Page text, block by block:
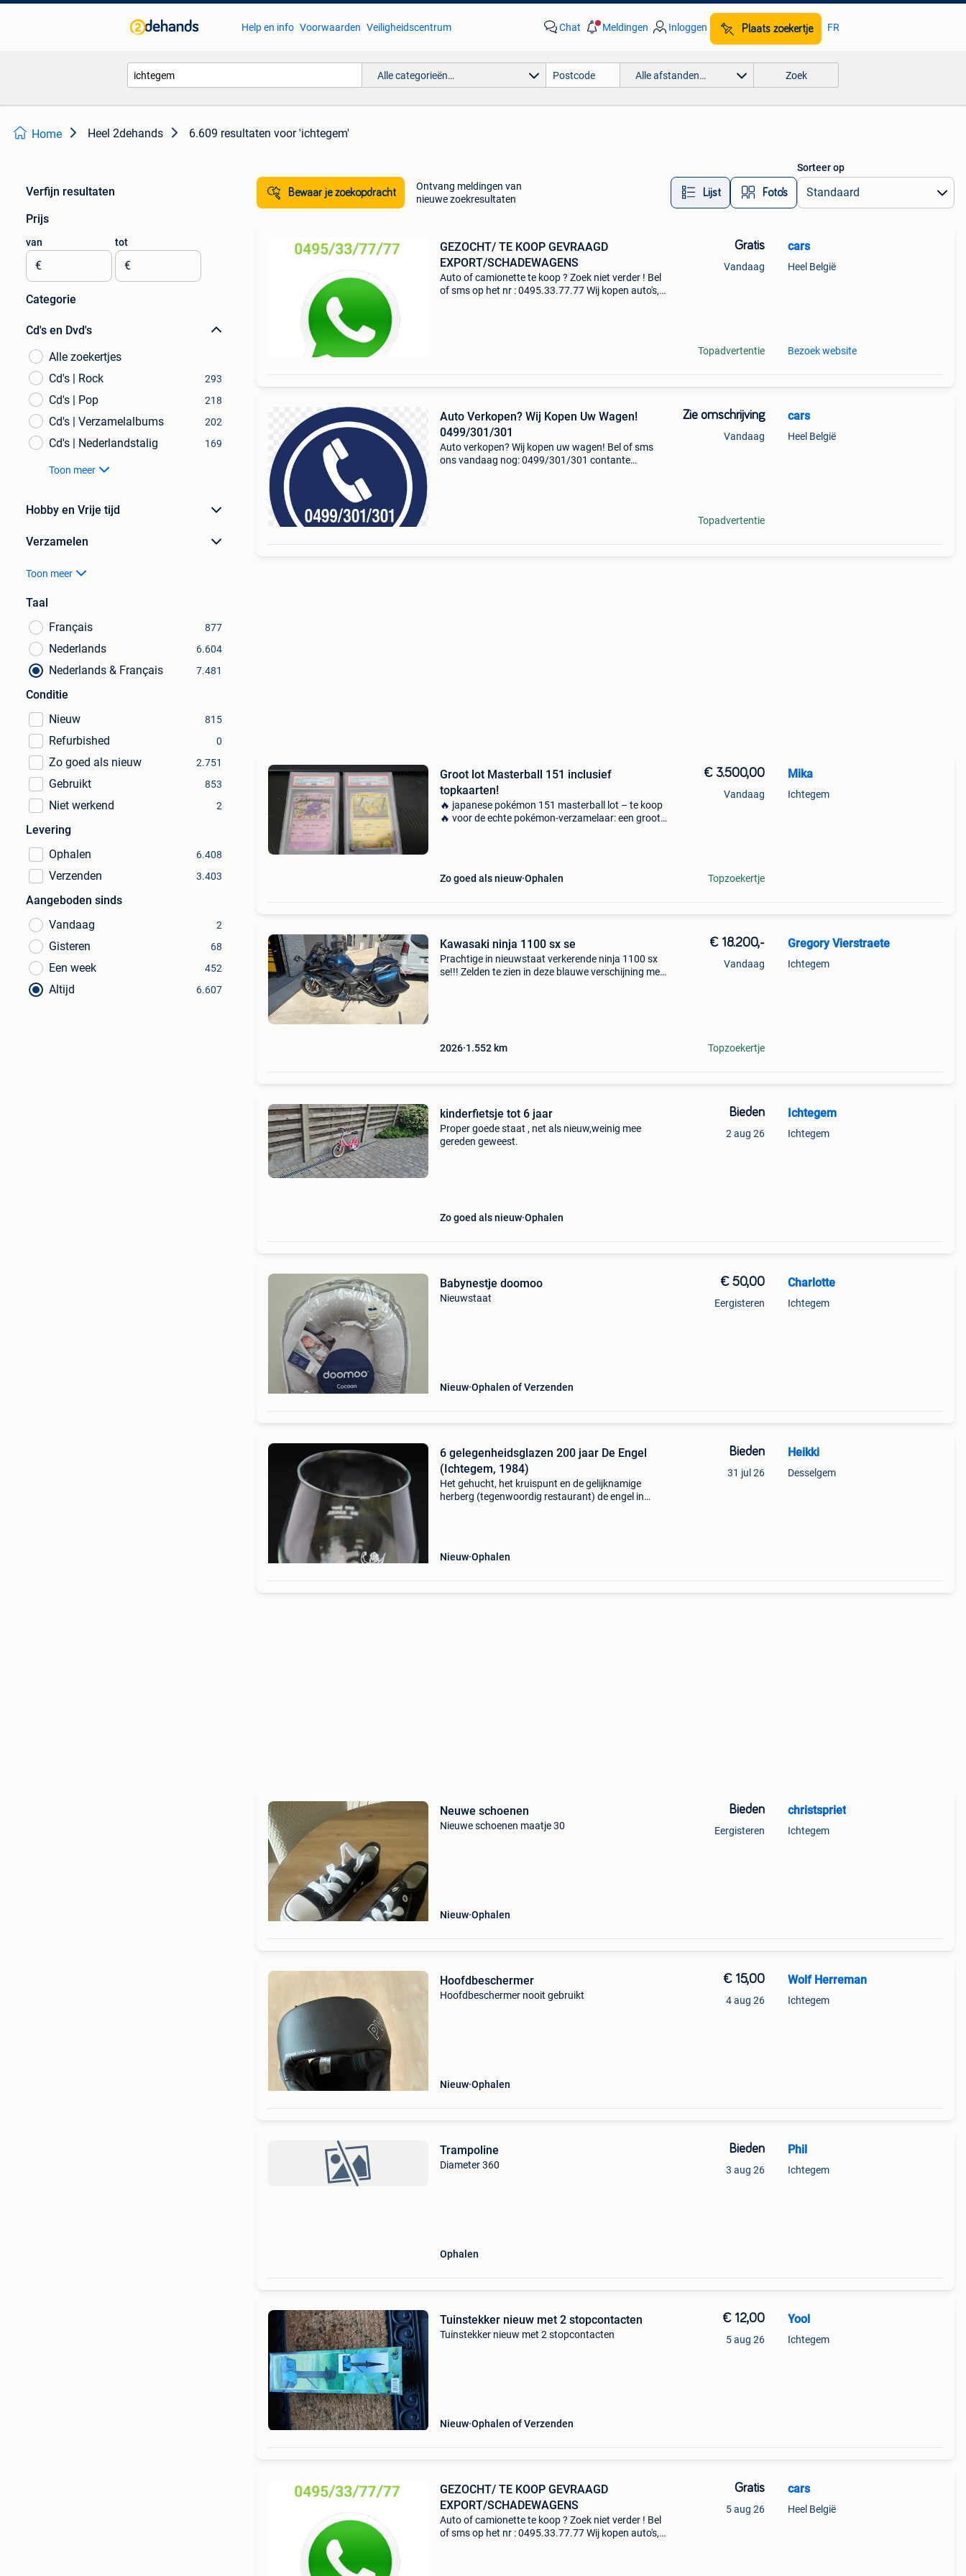
Help en info Voorwaarden Veiligheidscentrum Chat Meldingen Inloggen Plaats zoekertje FR
Alle categorieën… Alle afstanden… Zoek
Home Heel 2dehands 6.609 resultaten voor 'ichtegem'
Verfijn resultaten
Prijs
van
€
tot
€
Categorie
Cd's en Dvd's
Alle zoekertjes
Cd's | Rock
293
Cd's | Pop 218
Cd's | Verzamelalbums 202
Cd's | Nederlandstalig 169
Toon meer
Hobby en Vrije tijd
Verzamelen
Toon meer
Taal
Français
877
Nederlands 6.604
Nederlands & Français 7.481
Conditie
Nieuw
815
Refurbished 0
Zo goed als nieuw 2.751
Gebruikt 853
Niet werkend 2
Levering
Ophalen
6.408
Verzenden 3.403
Aangeboden sinds
Vandaag
2
Gisteren 68
Een week 452
Altijd 6.607
Bewaar je zoekopdracht
Ontvang meldingen van
nieuwe zoekresultaten
Lijst Foto’s
Sorteer op
GEZOCHT/ TE KOOP GEVRAAGD
EXPORT/SCHADEWAGENS
Auto of camionette te koop ? Zoek niet verder ! Bel
of sms op het nr : 0495.33.77.77 Wij kopen auto's,
Gratis
Vandaag
Topadvertentie
cars
Heel België
Bezoek website
Auto Verkopen? Wij Kopen Uw Wagen!
0499/301/301
Auto verkopen? Wij kopen uw wagen! Bel of sms
ons vandaag nog: 0499/301/301 contante
Zie omschrijving
Vandaag
Topadvertentie
cars
Heel België
Groot lot Masterball 151 inclusief
topkaarten!
🔥 japanese pokémon 151 masterball lot – te koop
🔥 voor de echte pokémon-verzamelaar: een groot
Zo goed als nieuw Ophalen
€ 3.500,00
Vandaag
Topzoekertje
Mika
Ichtegem
Kawasaki ninja 1100 sx se
Prachtige in nieuwstaat verkerende ninja 1100 sx
se!!! Zelden te zien in deze blauwe verschijning met
2026 1.552 km
€ 18.200,-
Vandaag
Topzoekertje
Gregory Vierstraete
Ichtegem
kinderfietsje tot 6 jaar
Proper goede staat , net als nieuw,weinig mee
gereden geweest.
Zo goed als nieuw Ophalen
Bieden
2 aug 26
Ichtegem
Ichtegem
Babynestje doomoo
Nieuwstaat
Nieuw Ophalen of Verzenden
€ 50,00
Eergisteren
Charlotte
Ichtegem
6 gelegenheidsglazen 200 jaar De Engel
(Ichtegem, 1984)
Het gehucht, het kruispunt en de gelijknamige
herberg (tegenwoordig restaurant) de engel in
Nieuw Ophalen
Bieden
31 jul 26
Heikki
Desselgem
Neuwe schoenen
Nieuwe schoenen maatje 30
Nieuw Ophalen
Bieden
Eergisteren
christspriet
Ichtegem
Hoofdbeschermer
Hoofdbeschermer nooit gebruikt
Nieuw Ophalen
€ 15,00
4 aug 26
Wolf Herreman
Ichtegem
Trampoline
Diameter 360
Ophalen
Bieden
3 aug 26
Phil
Ichtegem
Tuinstekker nieuw met 2 stopcontacten
Tuinstekker nieuw met 2 stopcontacten
Nieuw Ophalen of Verzenden
€ 12,00
5 aug 26
Yool
Ichtegem
GEZOCHT/ TE KOOP GEVRAAGD
EXPORT/SCHADEWAGENS
Auto of camionette te koop ? Zoek niet verder ! Bel
of sms op het nr : 0495.33.77.77 Wij kopen auto's,
Gratis
5 aug 26
cars
Heel België